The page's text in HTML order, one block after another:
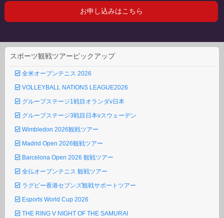
スポーツ観戦ツアーピックアップ
全米オープンテニス 2026
VOLLEYBALL NATIONS LEAGUE2026
グループステージ1戦目オランダv日本
グループステージ3戦目日本vスウェーデン
Wimbledon 2026観戦ツアー
Madrid Open 2026観戦ツアー
Barcelona Open 2026 観戦ツアー
全仏オープンテニス 観戦ツアー
ラグビー香港セブンズ観戦サポートツアー
Esports World Cup 2026
THE RING V NIGHT OF THE SAMURAI